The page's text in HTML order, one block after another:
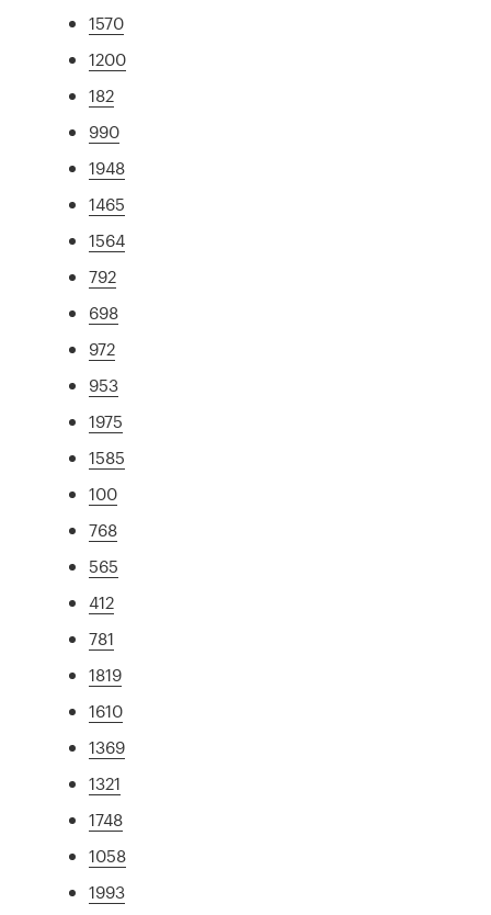
1570
1200
182
990
1948
1465
1564
792
698
972
953
1975
1585
100
768
565
412
781
1819
1610
1369
1321
1748
1058
1993